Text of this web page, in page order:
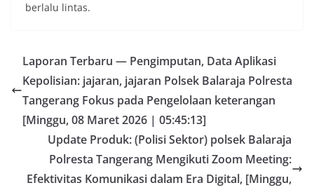
berlalu lintas.
Laporan Terbaru — Pengimputan, Data Aplikasi
Kepolisian: jajaran, jajaran Polsek Balaraja Polresta
Tangerang Fokus pada Pengelolaan keterangan
[Minggu, 08 Maret 2026 | 05:45:13]
Update Produk: (Polisi Sektor) polsek Balaraja
Polresta Tangerang Mengikuti Zoom Meeting:
Efektivitas Komunikasi dalam Era Digital, [Minggu,